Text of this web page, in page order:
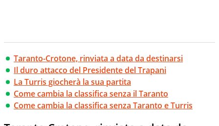
Taranto-Crotone, rinviata a data da destinarsi
Il duro attacco del Presidente del Trapani
La Turris giocherà la sua partita
Come cambia la classifica senza il Taranto
Come cambia la classifica senza Taranto e Turris